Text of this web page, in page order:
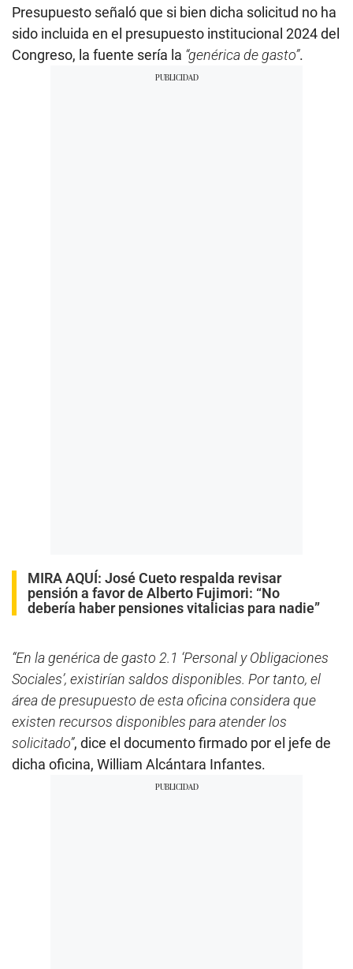
Presupuesto señaló que si bien dicha solicitud no ha
sido incluida en el presupuesto institucional 2024 del
Congreso, la fuente sería la “genérica de gasto”.
MIRA AQUÍ: José Cueto respalda revisar
pensión a favor de Alberto Fujimori: “No
debería haber pensiones vitalicias para nadie”
“En la genérica de gasto 2.1 ‘Personal y Obligaciones
Sociales’, existirían saldos disponibles. Por tanto, el
área de presupuesto de esta oficina considera que
existen recursos disponibles para atender los
solicitado”, dice el documento firmado por el jefe de
dicha oficina, William Alcántara Infantes.